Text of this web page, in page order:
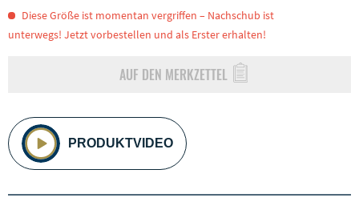
Diese Größe ist momentan vergriffen – Nachschub ist
unterwegs! Jetzt vorbestellen und als Erster erhalten!
AUF DEN MERKZETTEL
PRODUKTVIDEO